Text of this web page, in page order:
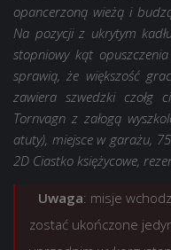
25×Misje 5x
15×+300% do
bitwie na 1 godz.
15×+100% do
bitwie na 1 godz.
15×+50% do
Cena:346,38 zł.
6 000 000
35× Misje 5x
25×+300% do
bitwie na 1 godz.
25×+100% do
bitwie na 1 godz.
25×+50% do
opancerzoną wieżą i
Na pozycji z ukrytym
stopniowy kąt
sprawią, że większość
zawiera szwedzki czołg
Tornvagn z załogą
atuty), miejsce w garażu,
2D Ciastko księżycowe,
Uwaga: misje
zostać ukończone